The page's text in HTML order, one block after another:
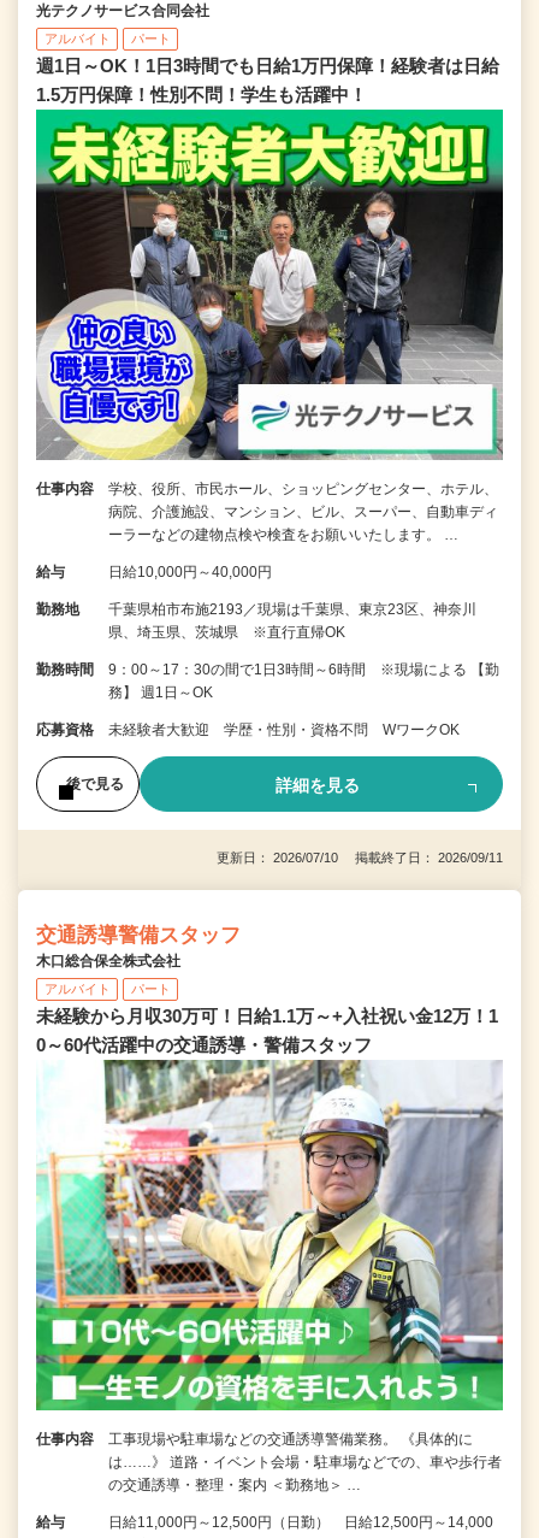
光テクノサービス合同会社
アルバイト パート
週1日～OK！1日3時間でも日給1万円保障！経験者は日給
1.5万円保障！性別不問！学生も活躍中！
仕事内容
学校、役所、市民ホール、ショッピングセンター、ホテル、
病院、介護施設、マンション、ビル、スーパー、自動車ディ
ーラーなどの建物点検や検査をお願いいたします。 …
給与 日給10,000円～40,000円
勤務地
千葉県柏市布施2193／現場は千葉県、東京23区、神奈川
県、埼玉県、茨城県 ※直行直帰OK
勤務時間
9：00～17：30の間で1日3時間～6時間 ※現場による 【勤
務】 週1日～OK
応募資格 未経験者大歓迎 学歴・性別・資格不問 WワークOK
後で見る 詳細を見る
更新日： 2026/07/10 掲載終了日： 2026/09/11
交通誘導警備スタッフ
木口総合保全株式会社
アルバイト パート
未経験から月収30万可！日給1.1万～+入社祝い金12万！1
0～60代活躍中の交通誘導・警備スタッフ
仕事内容
工事現場や駐車場などの交通誘導警備業務。 《具体的に
は……》 道路・イベント会場・駐車場などでの、車や歩行者
の交通誘導・整理・案内 ＜勤務地＞ …
給与
日給11,000円～12,500円（日勤） 日給12,500円～14,000